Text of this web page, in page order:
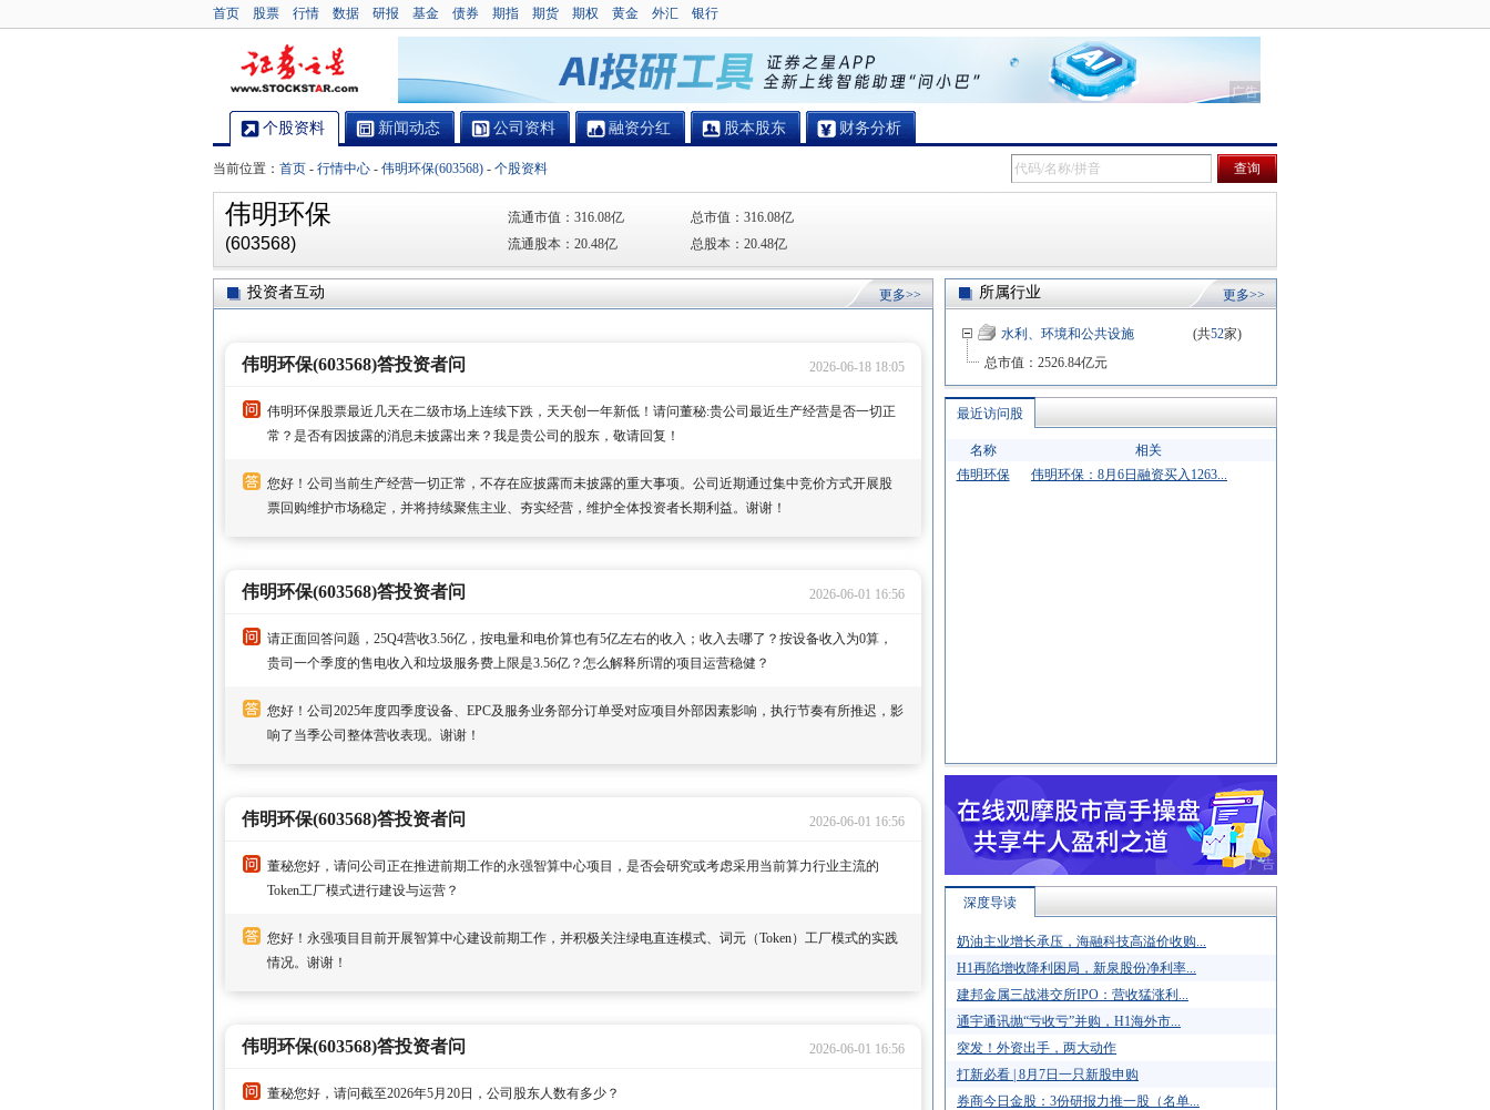
首页 股票 行情 数据 研报 基金 债券 期指 期货 期权 黄金 外汇 银行
个股资料 新闻动态 公司资料 融资分红 股本股东 财务分析
当前位置： 首页 - 行情中心 - 伟明环保(603568) - 个股资料
伟明环保
(603568)
流通市值： 316.08亿 总市值： 316.08亿
流通股本： 20.48亿 总股本： 20.48亿
投资者互动 更多>>
伟明环保(603568)答投资者问 2026-06-18 18:05
伟明环保股票最近几天在二级市场上连续下跌，天天创一年新低！请问董秘:贵公司最近生产经营是否一切正
常？是否有因披露的消息未披露出来？我是贵公司的股东，敬请回复！
您好！公司当前生产经营一切正常，不存在应披露而未披露的重大事项。公司近期通过集中竞价方式开展股
票回购维护市场稳定，并将持续聚焦主业、夯实经营，维护全体投资者长期利益。谢谢！
伟明环保(603568)答投资者问 2026-06-01 16:56
请正面回答问题，25Q4营收3.56亿，按电量和电价算也有5亿左右的收入；收入去哪了？按设备收入为0算，
贵司一个季度的售电收入和垃圾服务费上限是3.56亿？怎么解释所谓的项目运营稳健？
您好！公司2025年度四季度设备、EPC及服务业务部分订单受对应项目外部因素影响，执行节奏有所推迟，影
响了当季公司整体营收表现。谢谢！
伟明环保(603568)答投资者问 2026-06-01 16:56
董秘您好，请问公司正在推进前期工作的永强智算中心项目，是否会研究或考虑采用当前算力行业主流的
Token工厂模式进行建设与运营？
您好！永强项目目前开展智算中心建设前期工作，并积极关注绿电直连模式、词元（Token）工厂模式的实践
情况。谢谢！
伟明环保(603568)答投资者问 2026-06-01 16:56
董秘您好，请问截至2026年5月20日，公司股东人数有多少？
所属行业 更多>>
水利、环境和公共设施
管理业
(共52家)
总市值： 2526.84亿元
最近访问股
名称
相关
伟明环保
伟明环保：8月6日融资买入1263...
深度导读
奶油主业增长承压，海融科技高溢价收购...
H1再陷增收降利困局，新泉股份净利率...
建邦金属三战港交所IPO：营收猛涨利...
通宇通讯抛“亏收亏”并购，H1海外市...
突发！外资出手，两大动作
打新必看 | 8月7日一只新股申购
券商今日金股：3份研报力推一股（名单...